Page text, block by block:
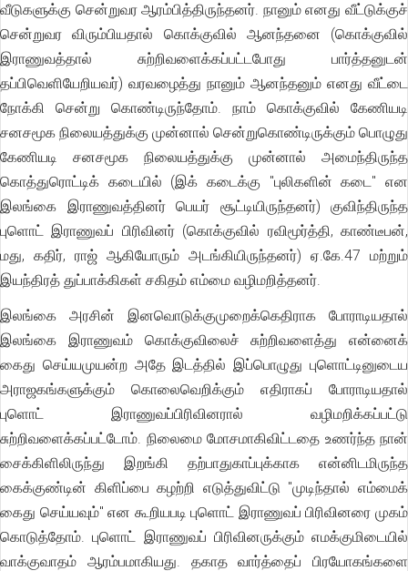
வீடுகளுக்கு சென்றுவர ஆரம்பித்திருந்தனர். நானும் எனது வீட்டுக்குச்
சென்றுவர விரும்பியதால் கொக்குவில் ஆனந்தனை (கொக்குவில்
இராணுவத்தால் சுற்றிவளைக்கப்பட்டபோது பார்த்தனுடன்
தப்பிவெளியேறியவர்) வரவழைத்து நானும் ஆனந்தனும் எனது வீட்டை
நோக்கி சென்று கொண்டிருந்தோம். நாம் கொக்குவில் கேணியடி
சனசமூக நிலையத்துக்கு முன்னால் சென்றுகொண்டிருக்கும் பொழுது
கேணியடி சனசமூக நிலையத்துக்கு முன்னால் அமைந்திருந்த
கொத்துரொட்டிக் கடையில் (இக் கடைக்கு "புலிகளின் கடை" என
இலங்கை இராணுவத்தினர் பெயர் சூட்டியிருந்தனர்) குவிந்திருந்த
புளொட் இராணுவப் பிரிவினர் (கொக்குவில் ரவிமூர்த்தி, காண்டீபன்,
மது, கதிர், ராஜ் ஆகியோரும் அடங்கியிருந்தனர்) ஏ.கே.47 மற்றும்
இயந்திரத் துப்பாக்கிகள் சகிதம் எம்மை வழிமறித்தனர்.
இலங்கை அரசின் இனவொடுக்குமுறைக்கெதிராக போராடியதால்
இலங்கை இராணுவம் கொக்குவிலைச் சுற்றிவளைத்து என்னைக்
கைது செய்யமுயன்ற அதே இடத்தில் இப்பொழுது புளொட்டினுடைய
அராஜகங்களுக்கும் கொலைவெறிக்கும் எதிராகப் போராடியதால்
புளொட் இராணுவப்பிரிவினரால் வழிமறிக்கப்பட்டு
சுற்றிவளைக்கப்பட்டோம். நிலைமை மோசமாகிவிட்டதை உணர்ந்த நான்
சைக்கிளிலிருந்து இறங்கி தற்பாதுகாப்புக்காக என்னிடமிருந்த
கைக்குண்டின் கிளிப்பை கழற்றி எடுத்துவிட்டு "முடிந்தால் எம்மைக்
கைது செய்யவும்" என கூறியபடி புளொட் இராணுவப் பிரிவினரை முகம்
கொடுத்தோம். புளொட் இராணுவப் பிரிவினருக்கும் எமக்குமிடையில்
வாக்குவாதம் ஆரம்பமாகியது. தகாத வார்த்தைப் பிரயோகங்களை